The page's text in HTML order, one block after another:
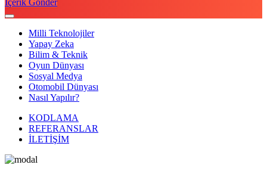
İçerik Gönder
Milli Teknolojiler
Yapay Zeka
Bilim & Teknik
Oyun Dünyası
Sosyal Medya
Otomobil Dünyası
Nasıl Yapılır?
KODLAMA
REFERANSLAR
İLETİŞİM